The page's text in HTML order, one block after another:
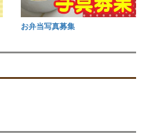
お弁当写真募集